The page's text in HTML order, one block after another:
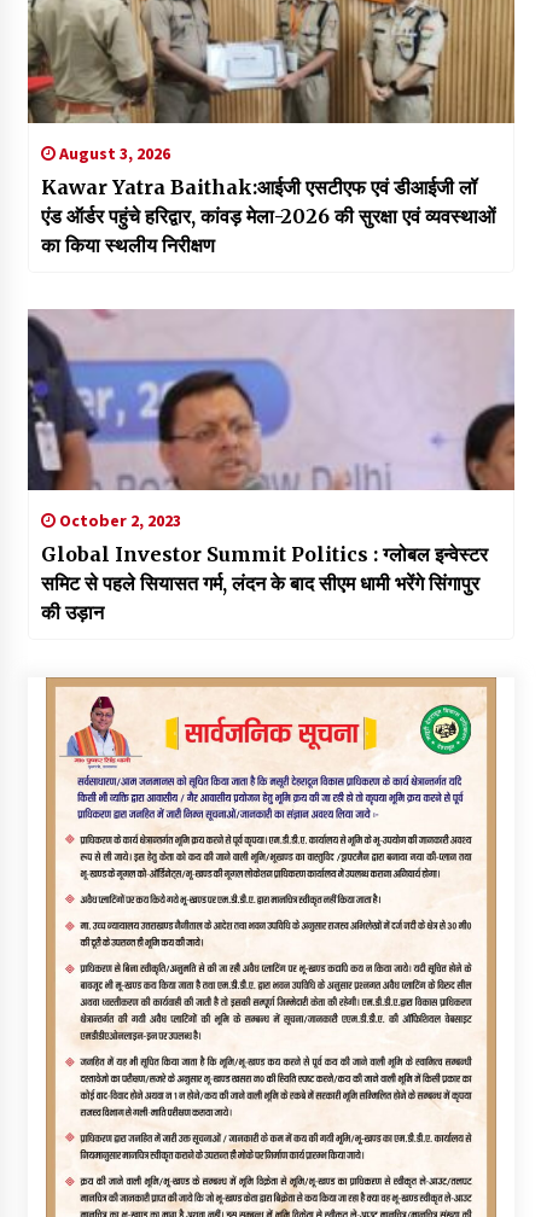
August 3, 2026
Kawar Yatra Baithak:आईजी एसटीएफ एवं डीआईजी लॉ
एंड ऑर्डर पहुंचे हरिद्वार, कांवड़ मेला-2026 की सुरक्षा एवं व्यवस्थाओं
का किया स्थलीय निरीक्षण
October 2, 2023
Global Investor Summit Politics : ग्लोबल इन्वेस्टर
समिट से पहले सियासत गर्म, लंदन के बाद सीएम धामी भरेंगे सिंगापुर
की उड़ान